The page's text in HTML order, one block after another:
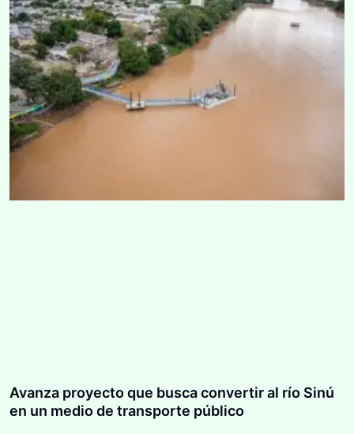
Avanza proyecto que busca convertir al río Sinú
en un medio de transporte público